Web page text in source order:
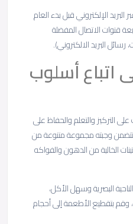
الإلكتروني قبل بدء العام
قنوات الاتصال المفضلة
البريد الالكتروني).
أسلوب
التركيز والتعلم والحفاظ على
تتضمن وجبته مجموعة متنوعة من
الخالية من الدهون والفواكه
البصرية وسهل الأكل،
وقم بتقطيع الأطعمة إلى أحجام